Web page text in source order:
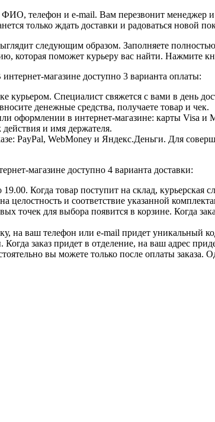
телефон и e-mail. Вам перезвонит менеджер
только ждать доставки и радоваться новой
следующим образом. Заполняете
которая поможет курьеру вас найти. Нажмите
магазине доступно 3 варианта оплаты:
курьером. Специалист свяжется с вами в день
денежные средства, получаете товар и чек.
оформлении в интернет-магазине: карты Visa и
и имя держателя.
PayPal, WebMoney и Яндекс.Деньги. Для
магазине доступно 4 варианта доставки:
19.00. Когда товар поступит на склад,
целостность и соответствие указанной
точек для выбора появится в корзине. Когда
на ваш телефон или e-mail придет уникальный
Когда заказ придет в отделение, на ваш адрес
вы можете только после оплаты